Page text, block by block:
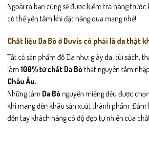
Ngoài ra bạn cũng sẽ được kiểm tra hàng trước
có thể yên tâm khi đặt hàng qua mạng nhé!
Chất liệu Da Bò ở Duvis có phải là da thật
Tất cả sản phẩm đồ Da như: giày da, túi sách,
làm 100% từ chất Da Bò thật nguyên tấm
Châu Âu.
Những tấm Da Bò nguyên miếng đều được
khi mang đến khâu sản xuất thành phẩm. Đảm
đến tay khách hàng có độ đẹp tự nhiên của